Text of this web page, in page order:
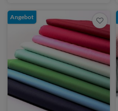
Angebot